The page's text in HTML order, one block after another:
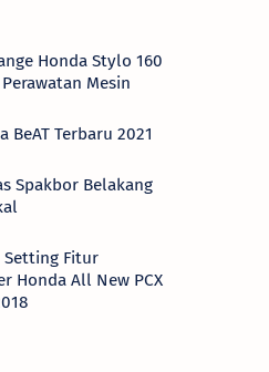
Honda Stylo 160
Mesin
BeAT Terbaru 2021
Spakbor Belakang
Setting Fitur
Honda All New PCX